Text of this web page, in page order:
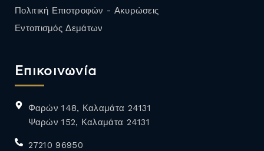
Πολιτική Επιστροφών - Ακυρώσεις
Εντοπισμός Δεμάτων
Επικοινωνία
Φαρών 148, Καλαμάτα 24131
Ψαρών 152, Καλαμάτα 24131
27210 96950